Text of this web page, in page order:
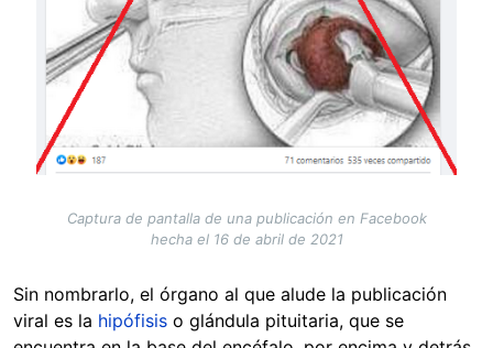
Captura de pantalla de una publicación en Facebook
hecha el 16 de abril de 2021
Sin nombrarlo, el órgano al que alude la publicación
viral es la hipófisis o glándula pituitaria, que se